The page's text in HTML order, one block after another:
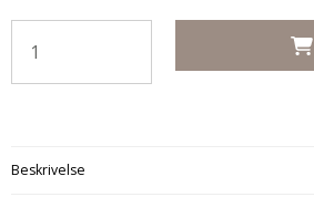
Beskrivelse